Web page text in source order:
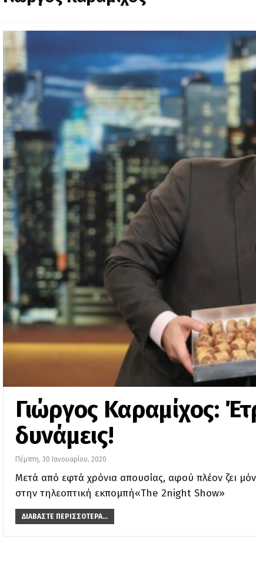
Γιώργος Καραμίχος:
δυνάμεις!
Πέμπτη, 30 Ιανουαρίου, 2020
Μετά από εφτά χρόνια απουσίας, αφού πλέον ζει
στην τηλεοπτική εκπομπή«The 2night Show»
ΔΙΑΒΆΣΤΕ ΠΕΡΙΣΣΌΤΕΡΑ...